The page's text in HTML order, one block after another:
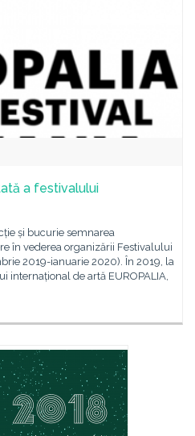
a festivalului
și bucurie semnarea
în vederea organizării Festivalului
2019-ianuarie 2020). În 2019, la
internațional de artă EUROPALIA,